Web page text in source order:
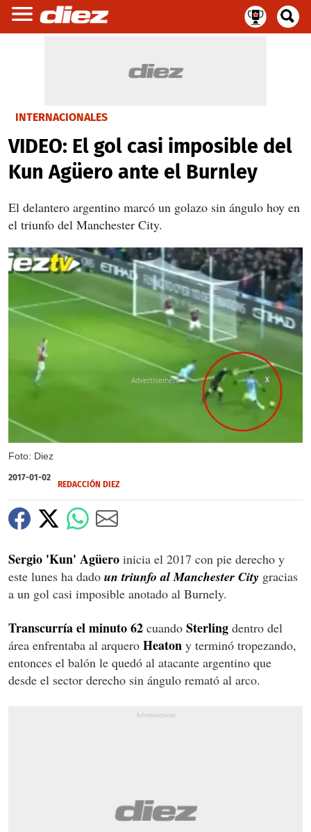
INTERNACIONALES
VIDEO: El gol casi imposible del
Kun Agüero ante el Burnley
El delantero argentino marcó un golazo sin ángulo hoy en
el triunfo del Manchester City.
Foto: Diez
X
2017-01-02
REDACCIÓN DIEZ
Sergio 'Kun' Agüero inicia el 2017 con pie derecho y
este lunes ha dado un triunfo al Manchester City gracias
a un gol casi imposible anotado al Burnely.
Transcurría el minuto 62 cuando Sterling dentro del
área enfrentaba al arquero Heaton y terminó tropezando,
entonces el balón le quedó al atacante argentino que
desde el sector derecho sin ángulo remató al arco.